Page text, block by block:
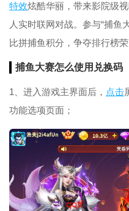
特效炫酷华丽，带来影院级
人实时联网对战。参与“捕鱼
比拼捕鱼积分，争夺排行榜
捕鱼大赛怎么使用兑换码
1、进入游戏主界面后， 点击
功能选项页面；